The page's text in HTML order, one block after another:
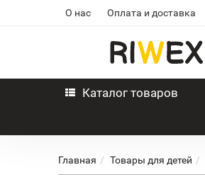
О нас Оплата и доставка
Каталог товаров
Главная Товары для детей